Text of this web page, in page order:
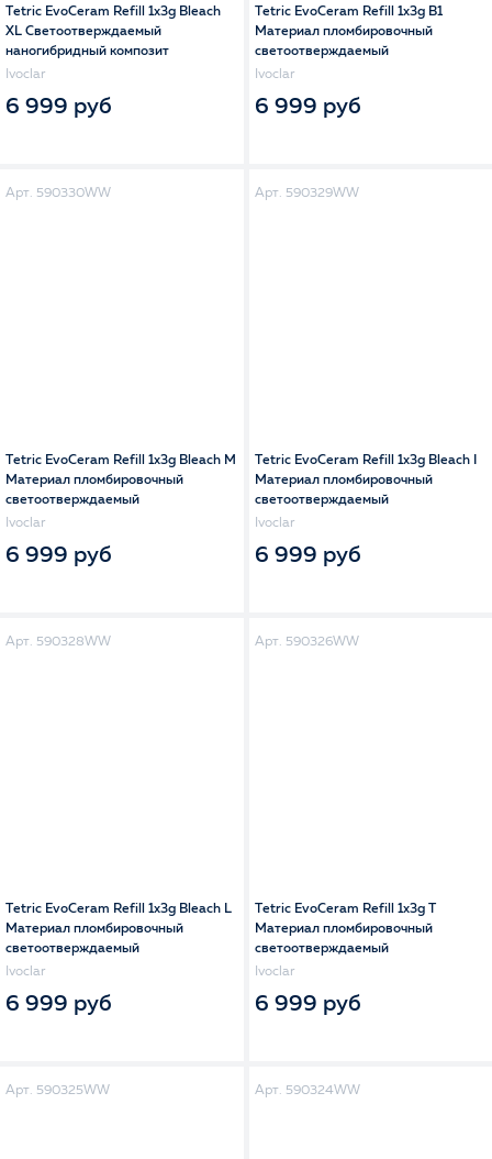
Tetric EvoCeram Refill 1x3g Bleach
XL Светоотверждаемый
наногибридный композит
Ivoclar
6 999 руб
Tetric EvoCeram Refill 1x3g B1
Материал пломбировочный
светоотверждаемый
Ivoclar
6 999 руб
Арт. 590330WW
Tetric EvoCeram Refill 1x3g Bleach M
Материал пломбировочный
светоотверждаемый
Ivoclar
6 999 руб
Арт. 590329WW
Tetric EvoCeram Refill 1x3g Bleach I
Материал пломбировочный
светоотверждаемый
Ivoclar
6 999 руб
Арт. 590328WW
Tetric EvoCeram Refill 1x3g Bleach L
Материал пломбировочный
светоотверждаемый
Ivoclar
6 999 руб
Арт. 590326WW
Tetric EvoCeram Refill 1x3g T
Материал пломбировочный
светоотверждаемый
Ivoclar
6 999 руб
Арт. 590325WW Арт. 590324WW